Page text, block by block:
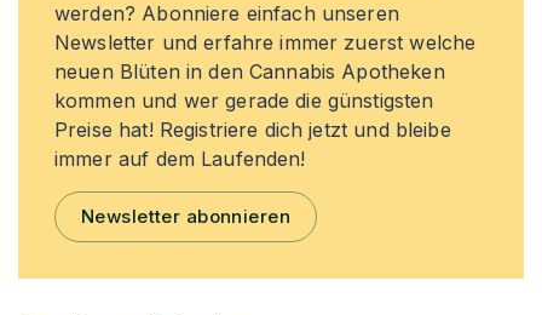
werden? Abonniere einfach unseren
Newsletter und erfahre immer zuerst welche
neuen Blüten in den Cannabis Apotheken
kommen und wer gerade die günstigsten
Preise hat! Registriere dich jetzt und bleibe
immer auf dem Laufenden!
Newsletter abonnieren